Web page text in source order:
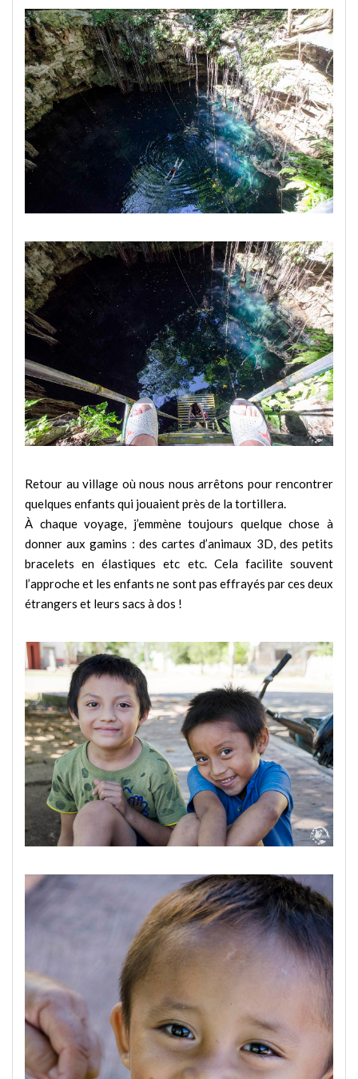
Retour au village où nous nous arrêtons pour rencontrer
quelques enfants qui jouaient près de la tortillera.
À chaque voyage, j’emmène toujours quelque chose à
donner aux gamins : des cartes d’animaux 3D, des petits
bracelets en élastiques etc etc. Cela facilite souvent
l’approche et les enfants ne sont pas effrayés par ces deux
étrangers et leurs sacs à dos !